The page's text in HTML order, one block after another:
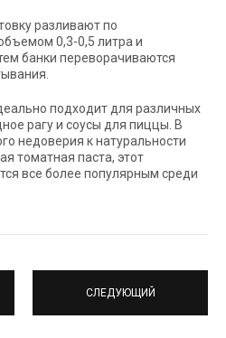
разливают по
0,3-0,5 литра и
банки переворачиваются
подходит для различных
рагу и соусы для пиццы. В
недоверия к натуральности
томатная паста, этот
все более популярным среди
СЛЕДУЮЩИЙ